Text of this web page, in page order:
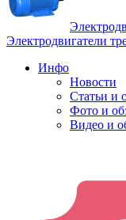
Электродвигатели
Инфо
Новости
Статьи и
Фото и
Видео и